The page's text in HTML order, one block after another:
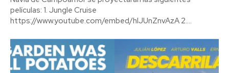
películas: 1. Jungle Cruise
https://www.youtube.com/embed/hIJUnZnvAzA 2....